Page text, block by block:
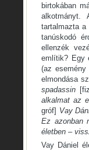
birtokában
alkotmányt.
tartalmazta a
tanúskodó
ellenzék
említik? Egy
(az esemény
elmondása
spadassin
alkalmat az
gróf] Vay
Ez azonban
életben –
Vay Dániel